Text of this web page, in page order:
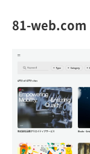
81-web.com